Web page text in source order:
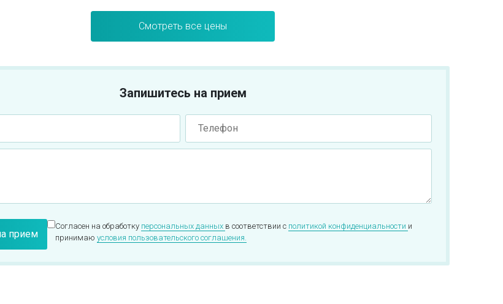
Смотреть все цены
Запишитесь на прием
Согласен на обработку персональных данных в соответствии с политикой конфиденциальности и
принимаю условия пользовательского соглашения.